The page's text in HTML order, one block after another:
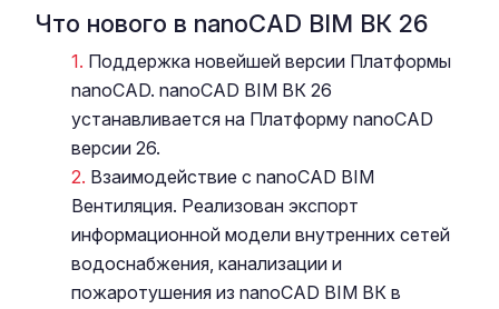
Что нового в nanoCAD BIM ВК 26
Поддержка новейшей версии Платформы
nanoCAD. nanoCAD BIM ВК 26
устанавливается на Платформу nanoCAD
версии 26.
Взаимодействие с nanoCAD BIM
Вентиляция. Реализован экспорт
информационной модели внутренних сетей
водоснабжения, канализации и
пожаротушения из nanoCAD BIM ВК в